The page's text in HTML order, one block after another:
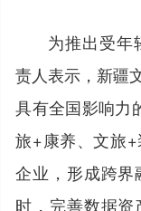
为推出受年
责人表示，新疆
具有全国影响力
旅+康养、文旅
企业，形成跨界
时，完善数据